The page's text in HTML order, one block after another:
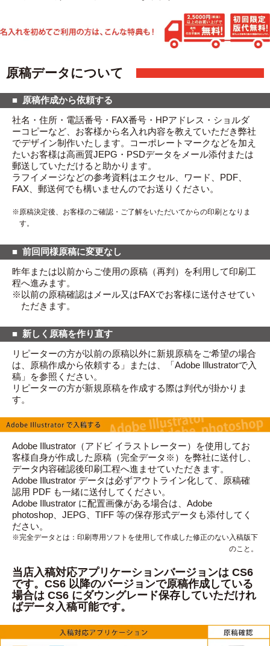
原稿データについて
原稿作成から依頼する
社名・住所・電話番号・FAX番号・HPアドレス・ショルダ
ーコピーなど、お客様から名入れ内容を教えていただき弊社
でデザイン制作いたします。コーポレートマークなどを加え
たいお客様は高画質JEPG・PSDデータをメール添付または
郵送していただけると助かります。
ラフイメージなどの参考資料はエクセル、ワード、PDF、
FAX、郵送何でも構いませんのでお送りください。
原稿決定後、お客様のご確認・ご了解をいただいてからの印刷となりま
す。
前回同様原稿に変更なし
昨年または以前からご使用の原稿（再判）を利用して印刷工
程へ進みます。
以前の原稿確認はメール又はFAXでお客様に送付させてい
ただきます。
新しく原稿を作り直す
リピーターの方が以前の原稿以外に新規原稿をご希望の場合
は、原稿作成から依頼する」または、「Adobe Illustratorで入
稿」を参照ください。
リピーターの方が新規原稿を作成する際は判代が掛かりま
す。
Adobe Illustrator（アドビ イラストレーター）を使用してお
客様自身が作成した原稿（完全データ※）を弊社に送付し、
データ内容確認後印刷工程へ進ませていただきます。
Adobe Illustrator データは必ずアウトライン化して、原稿確
認用 PDF も一緒に送付してください。
Adobe Illustrator に配置画像がある場合は、Adobe
photoshop、JEPG、TIFF 等の保存形式データも添付してく
ださい。
完全データとは：印刷専用ソフトを使用して作成した修正のない入稿版下
のこと。
当店入稿対応アプリケーションバージョンは CS6
です。CS6 以降のバージョンで原稿作成している
場合は CS6 にダウングレード保存していただけれ
ばデータ入稿可能です。